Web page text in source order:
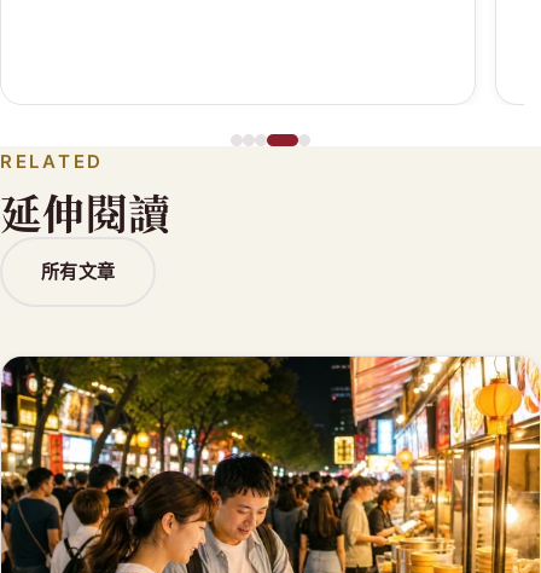
RELATED
延伸閱讀
所有文章